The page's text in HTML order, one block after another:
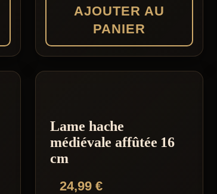
AJOUTER AU
PANIER
Lame hache
médiévale affûtée 16
cm
24,99 €